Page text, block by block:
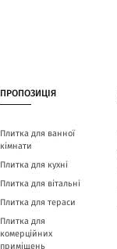
ПРОПОЗИЦІЯ
Плитка для ванної
кімнати
Плитка для кухні
Плитка для вітальні
Плитка для тераси
Плитка для
комерційних
приміщень